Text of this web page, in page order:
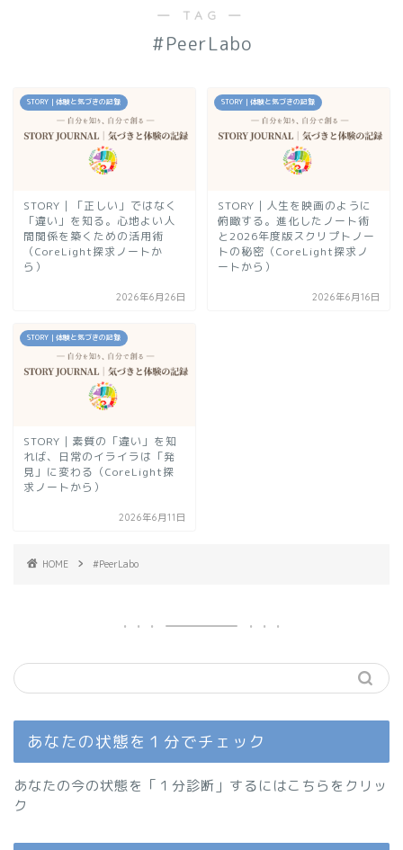
― TAG ―
#PeerLabo
STORY｜体験と気づきの記録
STORY｜「正しい」ではなく
「違い」を知る。心地よい人
間関係を築くための活用術
（CoreLight探求ノートか
ら）
2026年6月26日
STORY｜体験と気づきの記録
STORY｜人生を映画のように
俯瞰する。進化したノート術
と2026年度版スクリプトノー
トの秘密（CoreLight探求ノ
ートから）
2026年6月16日
STORY｜体験と気づきの記録
STORY｜素質の「違い」を知
れば、日常のイライラは「発
見」に変わる（CoreLight探
求ノートから）
2026年6月11日
HOME #PeerLabo
あなたの状態を１分でチェック
あなたの今の状態を「１分診断」するにはこちらをクリッ
ク